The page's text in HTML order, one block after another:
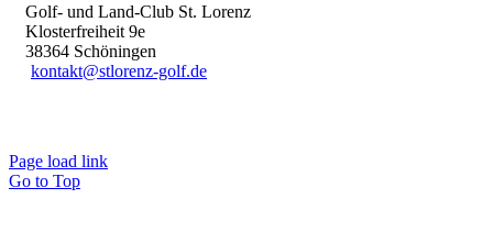
Golf- und Land-Club St. Lorenz
Klosterfreiheit 9e
38364 Schöningen
kontakt@stlorenz-golf.de
Page load link
Go to Top